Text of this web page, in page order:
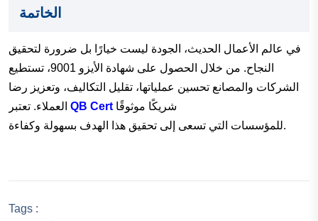
الخاتمة
في عالم الأعمال الحديث، الجودة ليست خيارًا بل ضرورة لتحقيق
النجاح. من خلال الحصول على شهادة الأيزو 9001، تستطيع
الشركات والمصانع تحسين عملياتها، تقليل التكاليف، وتعزيز رضا
QB Cert شريكًا موثوقًا
للمؤسسات التي تسعى إلى تحقيق هذا الهدف بسهولة وكفاءة.
Tags :